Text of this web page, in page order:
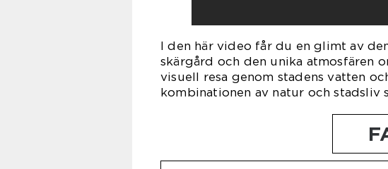
I den här video får du en glimt av
skärgård och den unika atmosfären
visuell resa genom stadens vatten
kombinationen av natur och stadsliv